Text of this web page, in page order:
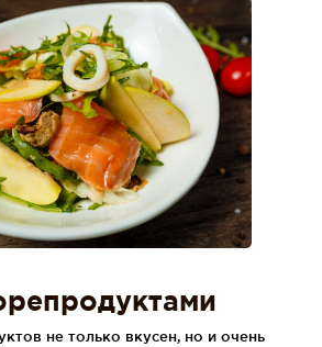
не только вкусен, но и очень